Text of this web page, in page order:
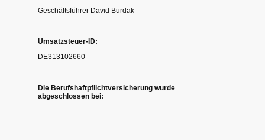
Geschäftsführer David Burdak
Umsatzsteuer-ID:
DE313102660
Die Berufshaftpflichtversicherung wurde
abgeschlossen bei: